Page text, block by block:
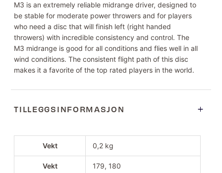
M3 is an extremely reliable midrange driver, designed to
be stable for moderate power throwers and for players
who need a disc that will finish left (right handed
throwers) with incredible consistency and control. The
M3 midrange is good for all conditions and flies well in all
wind conditions. The consistent flight path of this disc
makes it a favorite of the top rated players in the world.
TILLEGGSINFORMASJON
Vekt 0,2 kg
Vekt 179, 180